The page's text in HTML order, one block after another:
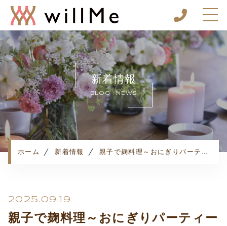
ホーム
スケジュール
willMeについて
料理レッスン
イベント・セミナー
施設案内&レンタルスペース
新着情報
BLOG・NEWS
ホーム 新着情報 親子で麹料理～おにぎりパーティー～
2025.09.19
親子で麹料理～おにぎりパーティー